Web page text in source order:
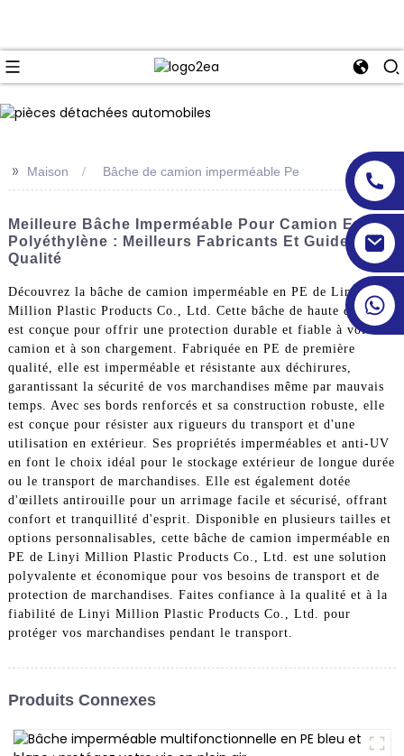
>> Maison Bâche de camion imperméable Pe
Meilleure Bâche Imperméable Pour Camion En
Polyéthylène : Meilleurs Fabricants Et Guide De
Qualité
Découvrez la bâche de camion imperméable en PE de Linyi
Million Plastic Products Co., Ltd. Cette bâche de haute qualité
est conçue pour offrir une protection durable et fiable à votre
camion et à son chargement. Fabriquée en PE de première
qualité, elle est imperméable et résistante aux déchirures,
garantissant la sécurité de vos marchandises même par mauvais
temps. Avec ses bords renforcés et sa construction robuste, elle
est conçue pour résister aux rigueurs du transport et d'une
utilisation en extérieur. Ses propriétés imperméables et anti-UV
en font le choix idéal pour le stockage extérieur de longue durée
ou le transport de marchandises. Elle est également dotée
d'œillets antirouille pour un arrimage facile et sécurisé, offrant
confort et tranquillité d'esprit. Disponible en plusieurs tailles et
options personnalisables, cette bâche de camion imperméable en
PE de Linyi Million Plastic Products Co., Ltd. est une solution
polyvalente et économique pour vos besoins de transport et de
protection de marchandises. Faites confiance à la qualité et à la
fiabilité de Linyi Million Plastic Products Co., Ltd. pour
protéger vos marchandises pendant le transport.
Produits Connexes